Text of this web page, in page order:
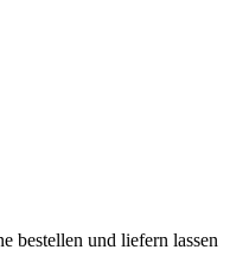
bestellen und liefern lassen